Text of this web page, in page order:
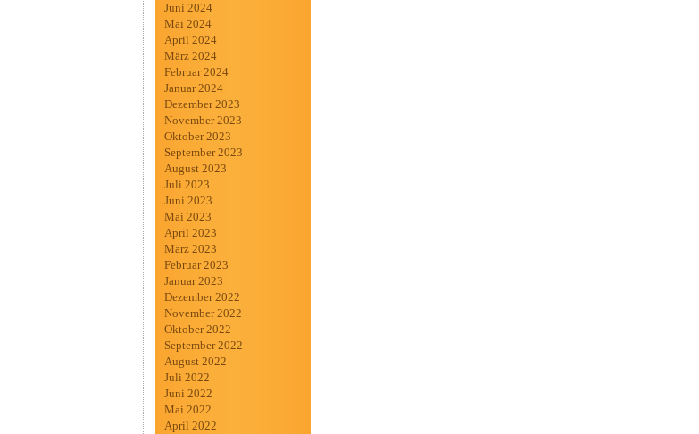
Juni 2024
Mai 2024
April 2024
März 2024
Februar 2024
Januar 2024
Dezember 2023
November 2023
Oktober 2023
September 2023
August 2023
Juli 2023
Juni 2023
Mai 2023
April 2023
März 2023
Februar 2023
Januar 2023
Dezember 2022
November 2022
Oktober 2022
September 2022
August 2022
Juli 2022
Juni 2022
Mai 2022
April 2022